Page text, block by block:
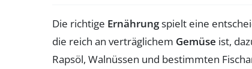
Die richtige Ernährungspielt eine
die reich an verträglichem Gemüse ist,
Rapsöl, Walnüssen und bestimmten